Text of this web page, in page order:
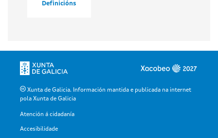
Definicións
Xunta de Galicia. Información mantida e publicada na internet
pola Xunta de Galicia
Atención á cidadanía
Accesibilidade